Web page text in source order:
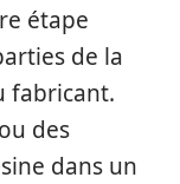
étape
de la
fabricant.
des
dans un